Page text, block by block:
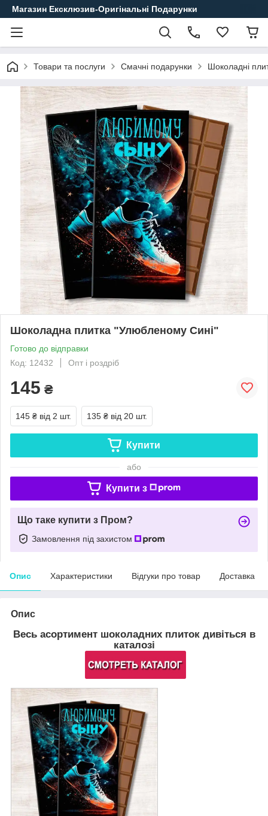
Магазин Ексклюзив-Оригінальні Подарунки
Товари та послуги Смачні подарунки Шоколадні
Шоколадна плитка "Улюбленому Сині"
Готово до відправки
Код: 12432
Опт і роздріб
145 ₴
145 ₴ від 2 шт. 135 ₴ від 20 шт.
Купити
або
Купити з
Що таке купити з Пром?
Замовлення під захистом
Опис Характеристики Відгуки про товар Доставка
Опис
Весь асортимент шоколадних плиток дивіться в
каталозі